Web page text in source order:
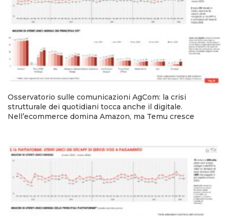
Osservatorio sulle comunicazioni AgCom: la crisi
strutturale dei quotidiani tocca anche il digitale.
Nell’ecommerce domina Amazon, ma Temu cresce